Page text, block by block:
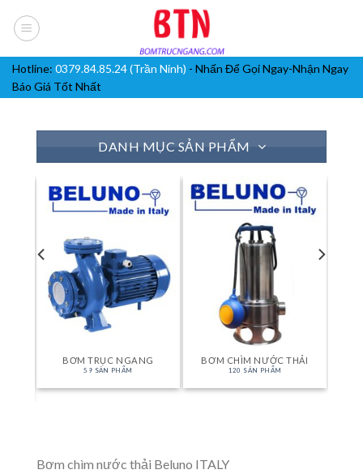
Hotline: 0379.84.85.24 (Trần Ninh) - Nhấn Để Gọi Ngay-Nhận Ngay
Báo Giá Tốt Nhất
DANH MỤC SẢN PHẨM
BƠM TRỤC NGANG
59 SẢN PHẨM
BƠM CHÌM NƯỚC THẢI
120 SẢN PHẨM
Bơm chìm nước thải Beluno ITALY